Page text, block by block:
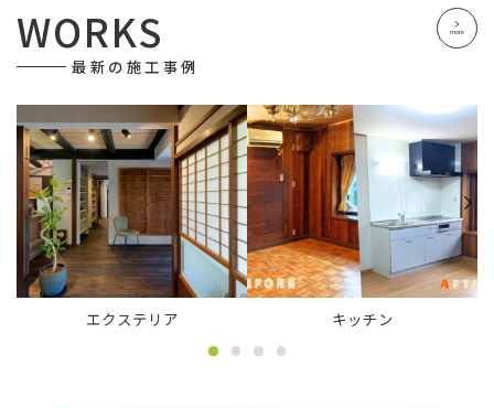
WORKS
最新の施工事例
more
エクステリア キッチン